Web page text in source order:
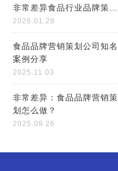
非常差异食品行业品牌策划
案例解析
2026.01.28
食品品牌营销策划公司知名
案例分享
2025.11.03
非常差异：食品品牌营销策
划怎么做？
2025.09.26